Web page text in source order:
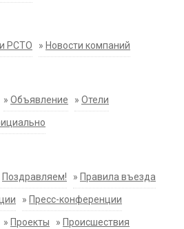
РСТО » Новости компаний
» Объявление » Отели
Поздравляем! » Правила въезда
» Пресс-конференции
» Проекты » Происшествия